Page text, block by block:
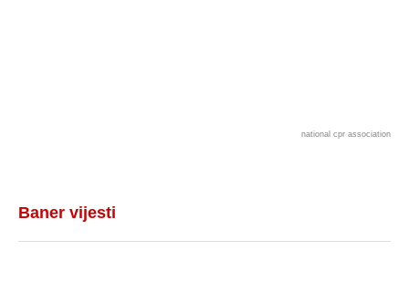
national cpr association
Baner vijesti